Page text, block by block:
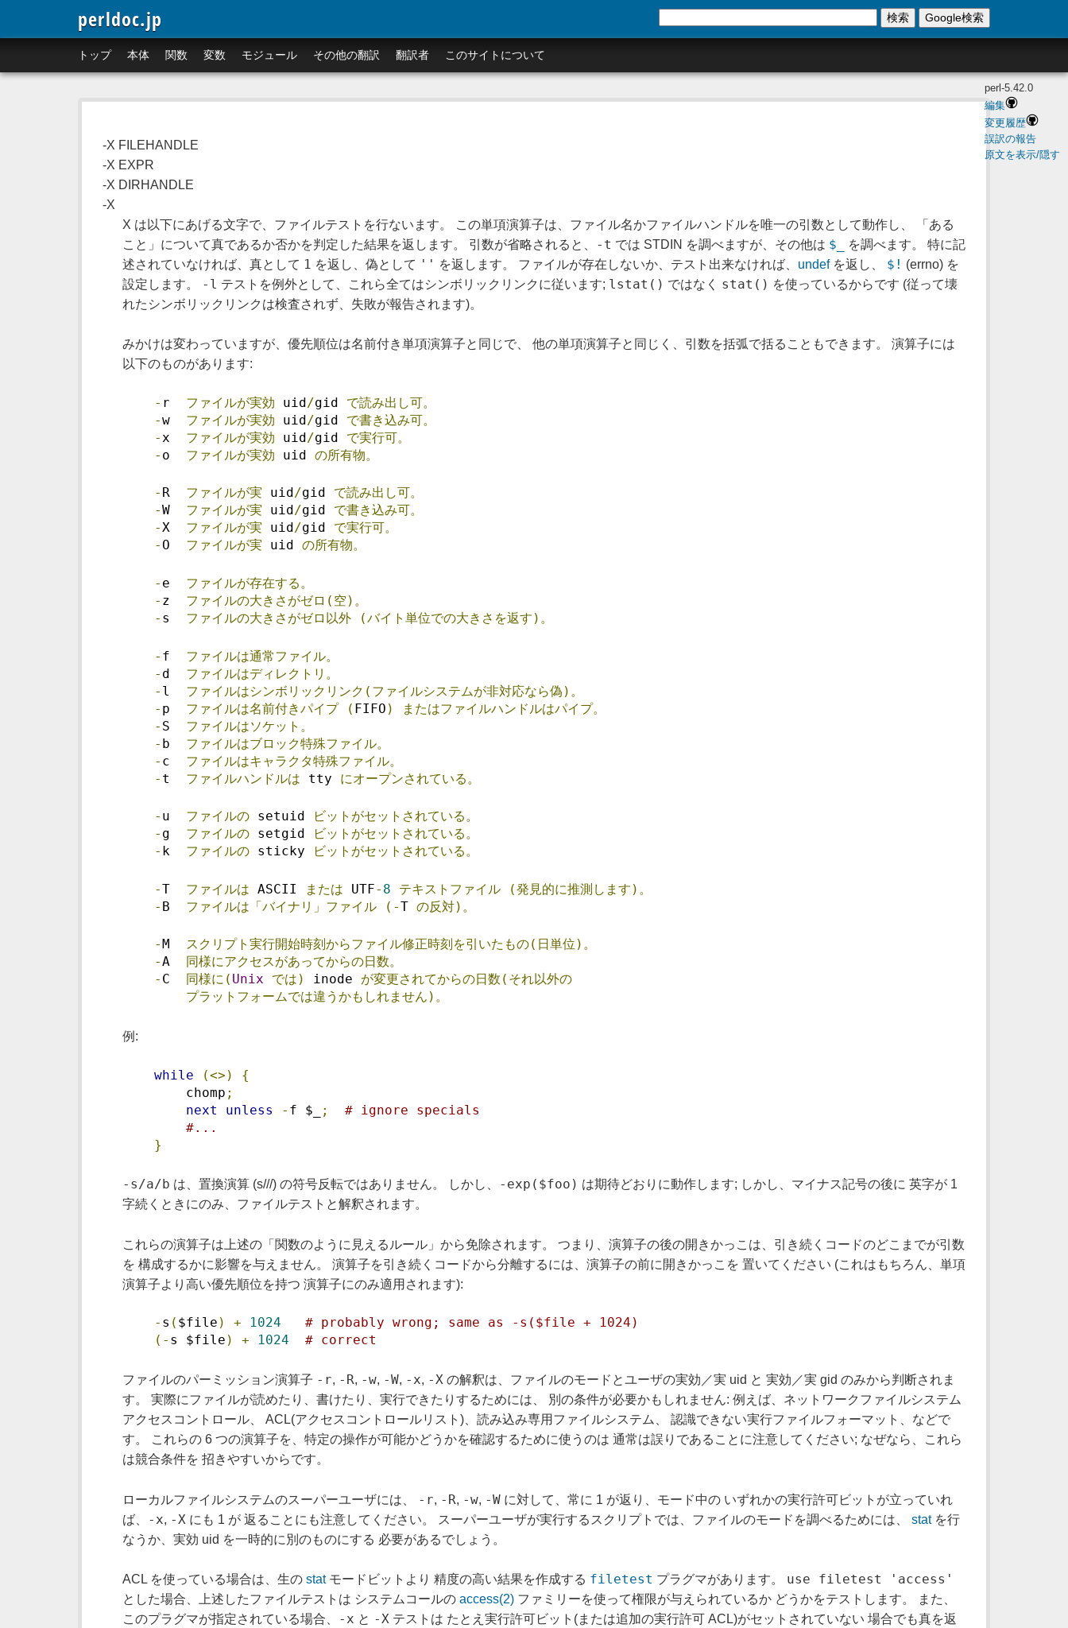
perldoc.jp
トップ 本体 関数 変数 モジュール その他の翻訳 翻訳者 このサイトについて
検索 Google検索
perl-5.42.0
編集
変更履歴
誤訳の報告
原文を表示/隠す
-X FILEHANDLE
-X EXPR
-X DIRHANDLE
-X
X は以下にあげる文字で、ファイルテストを行ないます。 この単項演算子は、ファイル名かファイルハンドルを唯一の引数として動作し、 「ある
こと」について真であるか否かを判定した結果を返します。 引数が省略されると、
-t では STDIN を調べますが、その他は $_
を調べます。 特に記
述されていなければ、真として 1 を返し、偽として '' を返します。 ファイルが存在しないか、テスト出来なければ、 undefを返し、 $! (errno) を
設定します。
-l テストを例外として、これら全てはシンボリックリンクに従います; lstat() ではなく stat() を使っているからです (従って壊
れたシンボリックリンクは検査されず、失敗が報告されます)。
みかけは変わっていますが、優先順位は名前付き単項演算子と同じで、 他の単項演算子と同じく、引数を括弧で括ることもできます。 演算子には
以下のものがあります:
- r ファイルが実効 uid/gid で読み出し可。
-w ファイルが実効 uid/gid で書き込み可。
- x ファイルが実効 uid/gid で実行可。
- o ファイルが実効 uid の所有物。
- R ファイルが実 uid /gid で読み出し可。
-W ファイルが実 uid /gid で書き込み可。
-X ファイルが実 uid /gid で実行可。
- O ファイルが実 uid の所有物。
- e ファイルが存在する。
- z ファイルの大きさがゼロ(空)。
- s ファイルの大きさがゼロ以外 (バイト単位での大きさを返す)。
- f ファイルは通常ファイル。
- d ファイルはディレクトリ。
- l ファイルはシンボリックリンク(ファイルシステムが非対応なら偽)。
- p ファイルは名前付きパイプ ( FIFO )
またはファイルハンドルはパイプ。
- S ファイルはソケット。
- b ファイルはブロック特殊ファイル。
- c ファイルはキャラクタ特殊ファイル。
- t ファイルハンドルは tty にオープンされている。
- u ファイルの setuid
ビットがセットされている。
- g ファイルの setgid
ビットがセットされている。
- k ファイルの sticky ビットがセットされている。
-T ファイルは ASCII または UTF- 8 テキストファイル
(発見的に推測します)。
- B ファイルは「バイナリ」ファイル (-T の反対)。
- M スクリプト実行開始時刻からファイル修正時刻を引いたもの(日単位)。
-A 同様にアクセスがあってからの日数。
- C 同様に( Unix では) inode が変更されてからの日数(それ以外の
プラットフォームでは違うかもしれません)。
例:
while (<>)
{
chomp ;
next
unless - f $_ ;
# ignore specials
#...
}
-s/a/b は、置換演算 (s///) の符号反転ではありません。 しかし、 -exp($foo) は期待どおりに動作します; しかし、マイナス記号の後に 英字が 1
字続くときにのみ、ファイルテストと解釈されます。
これらの演算子は上述の「関数のように見えるルール」から免除されます。 つまり、演算子の後の開きかっこは、引き続くコードのどこまでが引数
を 構成するかに影響を与えません。 演算子を引き続くコードから分離するには、演算子の前に開きかっこを 置いてください (これはもちろん、単項
演算子より高い優先順位を持つ 演算子にのみ適用されます):
- s ( $file ) + 1024
# probably wrong; same as -s($file + 1024)
(- s $file ) + 1024 # correct
ファイルのパーミッション演算子 -r, -R, -w, -W, -x, -X の解釈は、ファイルのモードとユーザの実効／実 uid と 実効／実 gid のみから判断されま
す。 実際にファイルが読めたり、書けたり、実行できたりするためには、 別の条件が必要かもしれません: 例えば、ネットワークファイルシステム
アクセスコントロール、 ACL(アクセスコントロールリスト)、読み込み専用ファイルシステム、 認識できない実行ファイルフォーマット、などで
す。 これらの 6 つの演算子を、特定の操作が可能かどうかを確認するために使うのは 通常は誤りであることに注意してください; なぜなら、これら
は競合条件を 招きやすいからです。
ローカルファイルシステムのスーパーユーザには、 -r, -R, -w, -W に対して、常に 1 が返り、モード中の いずれかの実行許可ビットが立っていれ
ば、
-x, -X にも 1 が 返ることにも注意してください。 スーパーユーザが実行するスクリプトでは、ファイルのモードを調べるためには、statを行
なうか、実効 uid を一時的に別のものにする 必要があるでしょう。
ACL を使っている場合は、生のstatモードビットより 精度の高い結果を作成する filetest プラグマがあります。 use filetest 'access'
とした場合、上述したファイルテストは システムコールのaccess(2) ファミリーを使って権限が与えられているか どうかをテストします。 また、
このプラグマが指定されている場合、
-x と -X テストは たとえ実行許可ビット(または追加の実行許可 ACL)がセットされていない 場合でも真を返